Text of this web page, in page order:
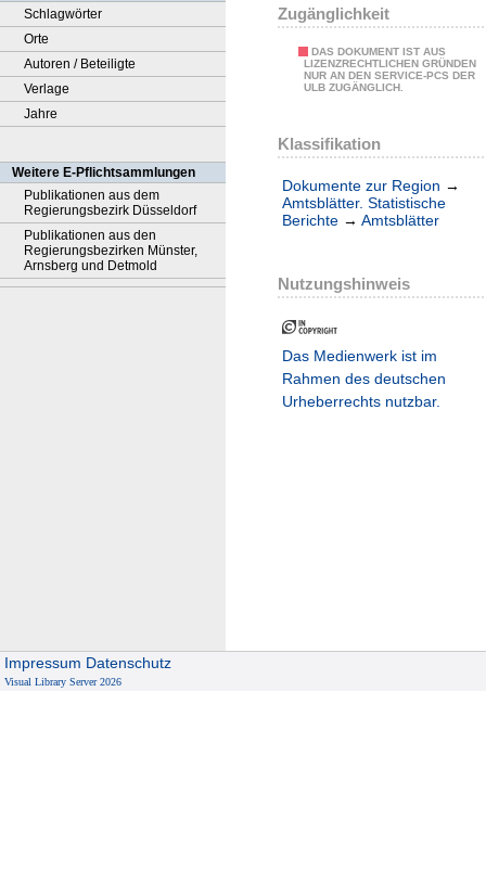
Schlagwörter
Orte
Autoren / Beteiligte
Verlage
Jahre
Weitere E-Pflichtsammlungen
Publikationen aus dem
Regierungsbezirk Düsseldorf
Publikationen aus den
Regierungsbezirken Münster,
Arnsberg und Detmold
Zugänglichkeit
DAS DOKUMENT IST AUS
LIZENZRECHTLICHEN GRÜNDEN
NUR AN DEN SERVICE-PCS DER
ULB ZUGÄNGLICH.
Klassifikation
Dokumente zur Region →
Amtsblätter. Statistische
Berichte → Amtsblätter
Nutzungshinweis
Das Medienwerk ist im
Rahmen des deutschen
Urheberrechts nutzbar.
Impressum Datenschutz
Visual Library Server 2026